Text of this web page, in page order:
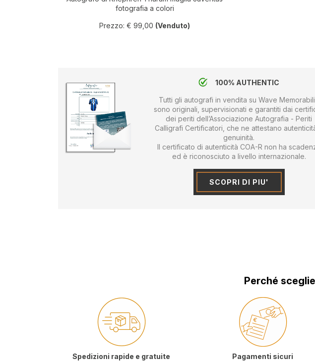
fotografia a colori
Prezzo: € 99,00 (Venduto)
100% AUTHENTIC
Tutti gli autografi in vendita su Wave
sono originali, supervisionati e garantiti dai
dei periti dell’Associazione Autografia - Periti
Calligrafi Certificatori, che ne attestano
genuinità.
Il certificato di autenticità COA-R non ha
ed è riconosciuto a livello internazionale.
SCOPRI DI PIU'
Perché
Spedizioni rapide e gratuite
Pagamenti sicuri